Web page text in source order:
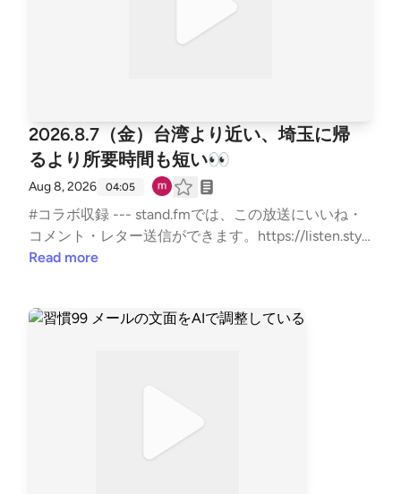
2026.8.7（金）台湾より近い、埼玉に帰
るより所要時間も短い👀
Aug 8, 2026 04:05
#コラボ収録 --- stand.fmでは、この放送にいいね・
コメント・レター送信ができます。https://listen.styl
e/p/sutem?par8V21j https://stand.fm/channels/67b5
Read more